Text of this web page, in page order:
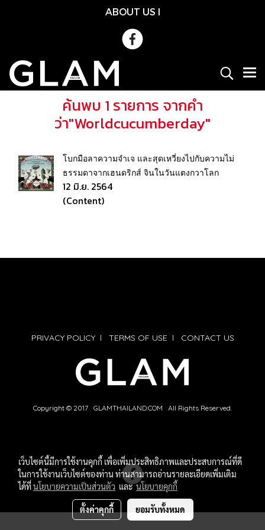
ABOUT US l
ค้นพบ 1 รายการ จากคำ
ว่า"Worldcucumberday"
โบกมือลาความจำเจ และสุดเหวี่ยงไปกับความไม่
ธรรมดาจากเฮนดริกส์ จินในวันแตงกวาโลก
12 มิ.ย. 2564
(Content)
PRIVACY POLICYl TERMS OF USE l CONTACT US
Copyright © 2017 GLAMTHAILAND.COM All Rights Reserved.
เว็บไซต์นี้มีการใช้งานคุกกี้ เพื่อเพิ่มประสิทธิภาพและประสบการณ์ที่ดี
ในการใช้งานเว็บไซต์ของท่าน ท่านสามารถอ่านรายละเอียดเพิ่มเติม
ได้ที่นโยบายความเป็นส่วนตัว และนโยบายคุกกี้
ตั้งค่าคุกกี้ ยอมรับทั้งหมด